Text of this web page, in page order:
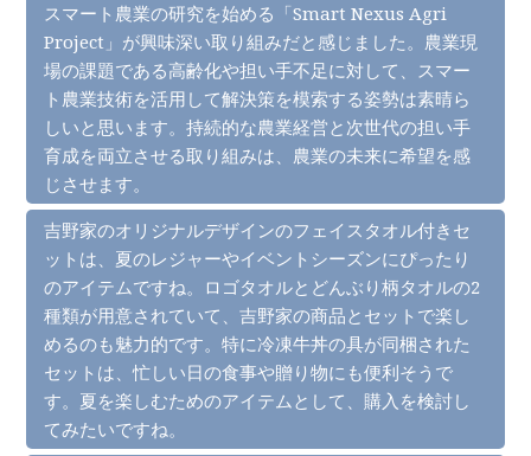
スマート農業の研究を始める「Smart Nexus Agri
Project」が興味深い取り組みだと感じました。農業現
場の課題である高齢化や担い手不足に対して、スマー
ト農業技術を活用して解決策を模索する姿勢は素晴ら
しいと思います。持続的な農業経営と次世代の担い手
育成を両立させる取り組みは、農業の未来に希望を感
じさせます。
吉野家のオリジナルデザインのフェイスタオル付きセ
ットは、夏のレジャーやイベントシーズンにぴったり
のアイテムですね。ロゴタオルとどんぶり柄タオルの2
種類が用意されていて、吉野家の商品とセットで楽し
めるのも魅力的です。特に冷凍牛丼の具が同梱された
セットは、忙しい日の食事や贈り物にも便利そうで
す。夏を楽しむためのアイテムとして、購入を検討し
てみたいですね。